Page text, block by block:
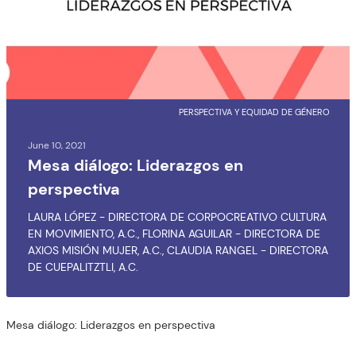
PERSPECTIVA Y EQUIDAD DE GÉNERO
June 10, 2021
Mesa diálogo: Liderazgos en
perspectiva
LAURA LÓPEZ - DIRECTORA DE CORPOCREATIVO CULTURA
EN MOVIMIENTO, A.C., FLORINA AGUILAR - DIRECTORA DE
AXIOS MISIÓN MUJER, A.C., CLAUDIA RANGEL - DIRECTORA
DE CUEPALITZTLI, A.C.
Mesa diálogo: Liderazgos en perspectiva